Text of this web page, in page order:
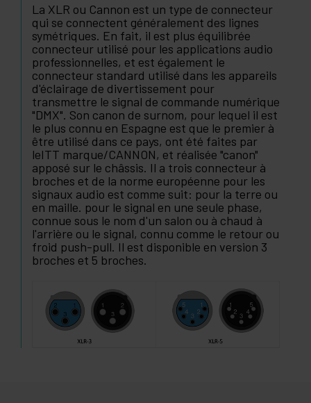
La XLR ou Cannon est un type de connecteur
qui se connectent généralement des lignes
symétriques. En fait, il est plus équilibrée
connecteur utilisé pour les applications audio
professionnelles, et est également le
connecteur standard utilisé dans les appareils
d'éclairage de divertissement pour
transmettre le signal de commande numérique
"DMX". Son canon de surnom, pour lequel il est
le plus connu en Espagne est que le premier à
être utilisé dans ce pays, ont été faites par
leITT marque/CANNON, et réalisée "canon"
apposé sur le châssis. Il a trois connecteur à
broches et de la norme européenne pour les
signaux audio est comme suit: pour la terre ou
en maille. pour le signal en une seule phase,
connue sous le nom d'un salon ou à chaud à
l'arrière ou le signal, connu comme le retour ou
froid push-pull. Il est disponible en version 3
broches et 5 broches.